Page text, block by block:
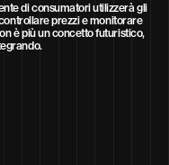
di consumatori utilizzerà gli
prezzi e monitorare
è più un concetto futuristico,